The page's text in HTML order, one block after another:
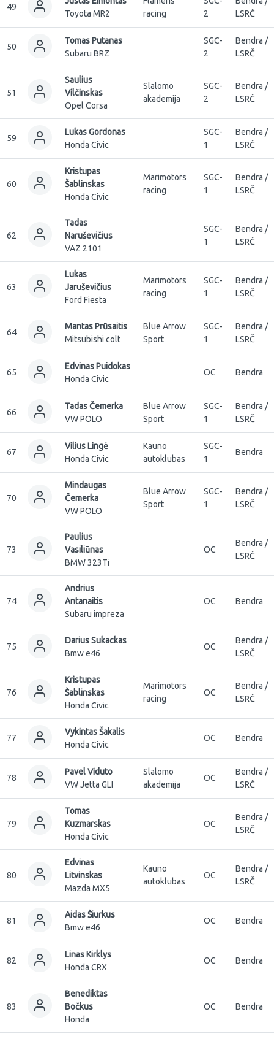
49
Toyota MR2
racing
2
LSRČ
50
Tomas Putanas
Subaru BRZ
SGC-
2
Bendra /
LSRČ
51
Saulius
Vilčinskas
Opel Corsa
Slalomo
akademija
SGC-
2
Bendra /
LSRČ
59
Lukas Gordonas
Honda Civic
SGC-
1
Bendra /
LSRČ
60
Kristupas
Šablinskas
Honda Civic
Marimotors
racing
SGC-
1
Bendra /
LSRČ
62
Tadas
Naruševičius
VAZ 2101
SGC-
1
Bendra /
LSRČ
63
Lukas
Jaruševičius
Ford Fiesta
Marimotors
racing
SGC-
1
Bendra /
LSRČ
64
Mantas Prūsaitis
Mitsubishi colt
Blue Arrow
Sport
SGC-
1
Bendra /
LSRČ
65
Edvinas Puidokas
Honda Civic
OC Bendra
66
Tadas Čemerka
VW POLO
Blue Arrow
Sport
SGC-
1
Bendra /
LSRČ
67
Vilius Lingė
Honda Civic
Kauno
autoklubas
SGC-
1
Bendra
70
Mindaugas
Čemerka
VW POLO
Blue Arrow
Sport
SGC-
1
Bendra /
LSRČ
73
Paulius
Vasiliūnas
BMW 323Ti
OC
Bendra /
LSRČ
74
Andrius
Antanaitis
Subaru impreza
OC Bendra
75
Darius Sukackas
Bmw e46
OC
Bendra /
LSRČ
76
Kristupas
Šablinskas
Honda Civic
Marimotors
racing
OC
Bendra /
LSRČ
77
Vykintas Šakalis
Honda Civic
OC Bendra
78
Pavel Viduto
VW Jetta GLI
Slalomo
akademija
OC
Bendra /
LSRČ
79
Tomas
Kuzmarskas
Honda Civic
OC
Bendra /
LSRČ
80
Edvinas
Litvinskas
Mazda MX5
Kauno
autoklubas
OC
Bendra /
LSRČ
81
Aidas Šiurkus
Bmw e46
OC Bendra
82
Linas Kirklys
Honda CRX
OC Bendra
83
Benediktas
Bočkus
Honda
OC Bendra